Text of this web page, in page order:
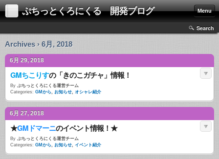
ぷちっとくろにくる 開発ブログ Menu
Search
Archives › 6月, 2018
6月 29, 2018
GMちこりすの「きのこガチャ」情報！
By ぷちっとくろにくる運営チーム
Categories: GMから, お知らせ, オシャレ紹介
6月 27, 2018
★GMドマーニのイベント情報！★
By ぷちっとくろにくる運営チーム
Categories: GMから, お知らせ, イベント紹介